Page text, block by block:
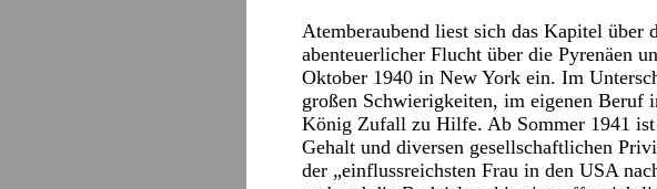
Atemberaubend liest sich das Kapitel über
abenteuerlicher Flucht über die Pyrenäen
Oktober 1940 in New York ein. Im
großen Schwierigkeiten, im eigenen Beruf
König Zufall zu Hilfe. Ab Sommer 1941
Gehalt und diversen gesellschaftlichen
der „einflussreichsten Frau in den USA